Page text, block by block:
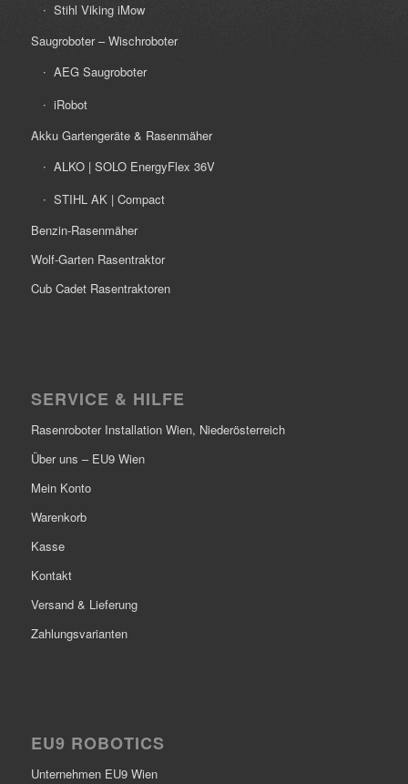
Stihl Viking iMow
Saugroboter – Wischroboter
AEG Saugroboter
iRobot
Akku Gartengeräte & Rasenmäher
ALKO | SOLO EnergyFlex 36V
STIHL AK | Compact
Benzin-Rasenmäher
Wolf-Garten Rasentraktor
Cub Cadet Rasentraktoren
SERVICE & HILFE
Rasenroboter Installation Wien, Niederösterreich
Über uns – EU9 Wien
Mein Konto
Warenkorb
Kasse
Kontakt
Versand & Lieferung
Zahlungsvarianten
EU9 ROBOTICS
Unternehmen EU9 Wien